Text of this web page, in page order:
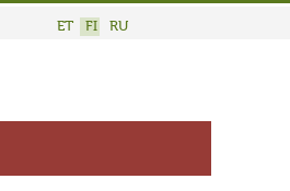
ET FI RU